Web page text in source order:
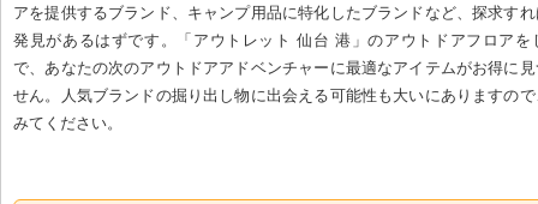
アを提供するブランド、キャンプ用品に特化したブランドなど、探求す
発見があるはずです。「アウトレット 仙台 港」のアウトドアフロアを
で、あなたの次のアウトドアアドベンチャーに最適なアイテムがお得に
せん。人気ブランドの掘り出し物に出会える可能性も大いにありますの
みてください。